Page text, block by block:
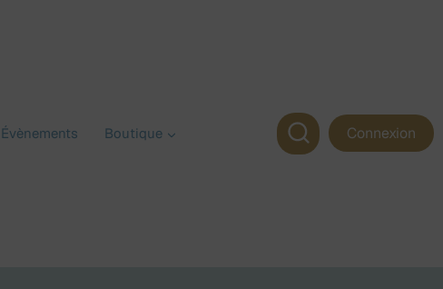
Évènements Boutique Connexion